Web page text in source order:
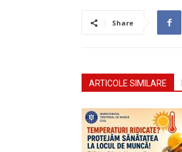
Share
ARTICOLE SIMILARE